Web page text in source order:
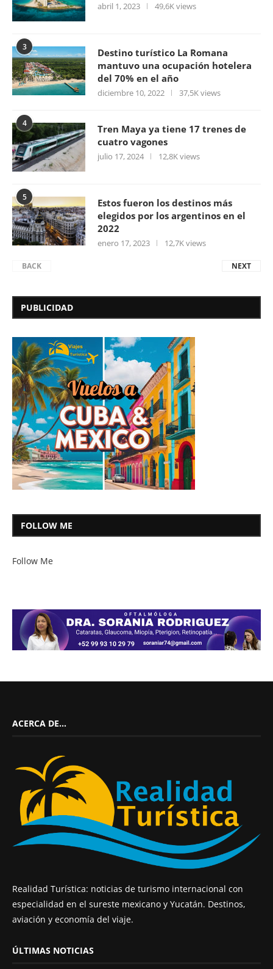
abril 1, 2023 49,6K views
3
Destino turístico La Romana
mantuvo una ocupación hotelera
del 70% en el año
diciembre 10, 2022 37,5K views
4
Tren Maya ya tiene 17 trenes de
cuatro vagones
julio 17, 2024 12,8K views
5
Estos fueron los destinos más
elegidos por los argentinos en el
2022
enero 17, 2023 12,7K views
BACK NEXT
PUBLICIDAD
FOLLOW ME
Follow Me
ACERCA DE…
Realidad Turística: noticias de turismo internacional con
especialidad en el sureste mexicano y Yucatán. Destinos,
aviación y economía del viaje.
ÚLTIMAS NOTICIAS